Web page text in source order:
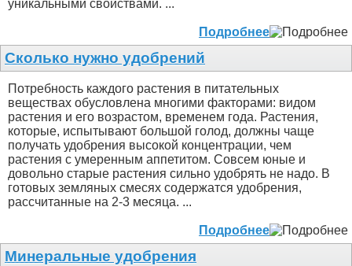
уникальными свойствами. ...
Подробнее
Сколько нужно удобрений
Потребность каждого растения в питательных
веществах обусловлена многими факторами: видом
растения и его возрастом, временем года. Растения,
которые, испытывают большой голод, должны чаще
получать удобрения высокой концентрации, чем
растения с умеренным аппетитом. Совсем юные и
довольно старые растения сильно удобрять не надо. В
готовых земляных смесях содержатся удобрения,
рассчитанные на 2-3 месяца. ...
Подробнее
Минеральные удобрения